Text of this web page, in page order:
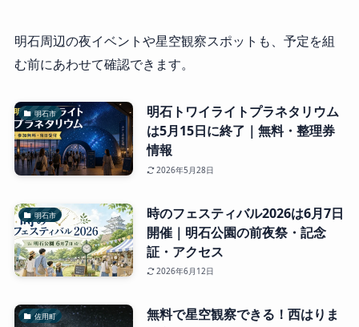
明石周辺の夜イベントや星空観察スポットも、予定を組
む前にあわせて確認できます。
明石市
明石トワイライトプラネタリウム
は5月15日に終了｜無料・整理券
情報
2026年5月28日
明石市
時のフェスティバル2026は6月7日
開催｜明石公園の前夜祭・記念
証・アクセス
2026年6月12日
佐用町
無料で星空観察できる！西はりま